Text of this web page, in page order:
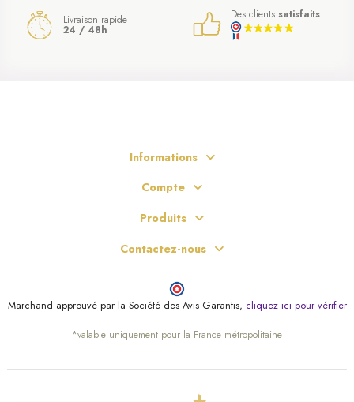
(2 avis)
Livraison rapide
24 / 48h
Des clients satisfaits
Informations
Compte
Produits
Contactez-nous
Marchand approuvé par la Société des Avis Garantis, cliquez ici pour vérifier
.
*valable uniquement pour la France métropolitaine